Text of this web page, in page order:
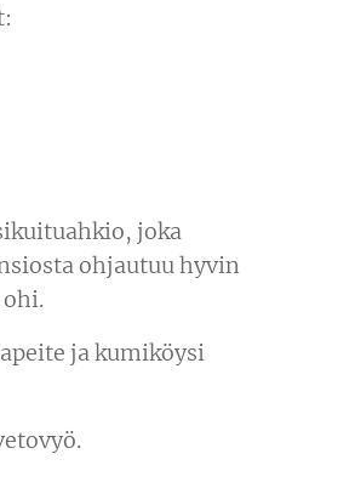
joka
ohjautuu hyvin
ja kumiköysi